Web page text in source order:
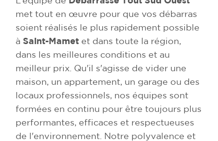
met tout en œuvre pour que vos débarras
soient réalisés le plus rapidement possible
à Saint-Mamet et dans toute la région,
dans les meilleures conditions et au
meilleur prix. Qu'il s'agisse de vider une
maison, un appartement, un garage ou des
locaux professionnels, nos équipes sont
formées en continu pour être toujours plus
performantes, efficaces et respectueuses
de l'environnement. Notre polyvalence et